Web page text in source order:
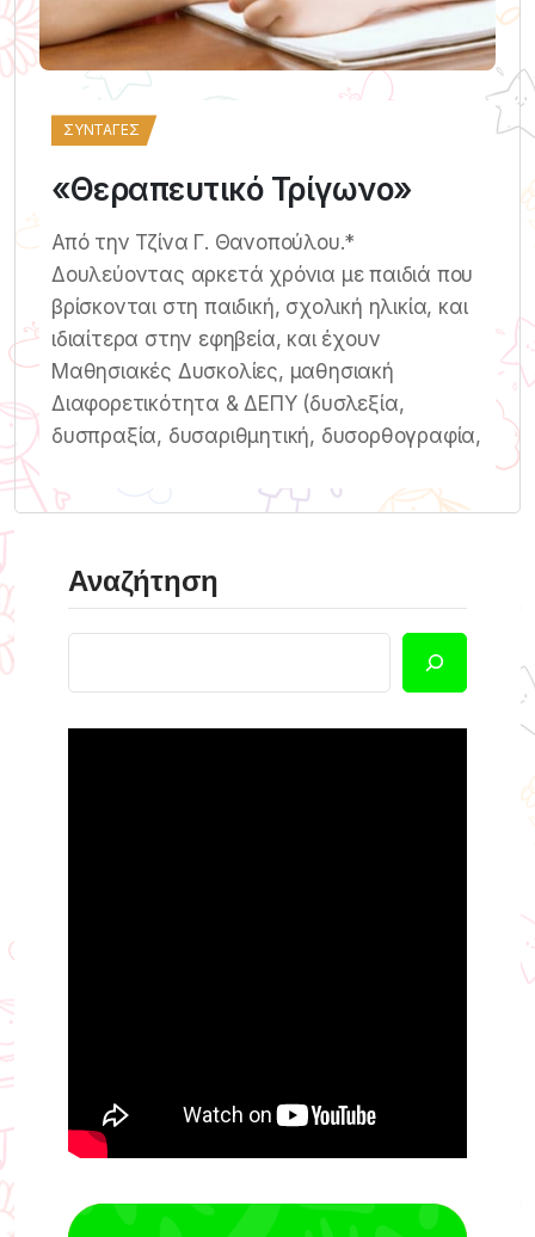
ΣΥΝΤΑΓΈΣ
«Θεραπευτικό Τρίγωνο»
Από την Τζίνα Γ. Θανοπούλου.*
Δουλεύοντας αρκετά χρόνια με παιδιά που
βρίσκονται στη παιδική, σχολική ηλικία, και
ιδιαίτερα στην εφηβεία, και έχουν
Μαθησιακές Δυσκολίες, μαθησιακή
Διαφορετικότητα & ΔΕΠΥ (δυσλεξία,
δυσπραξία, δυσαριθμητική, δυσορθογραφία,
Αναζήτηση